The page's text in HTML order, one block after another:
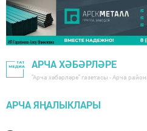
АРЧА ХӘБӘРЛӘРЕ
"Арча хәбәрләре" газетасы - Арча
АРЧА ЯҢАЛЫКЛАРЫ